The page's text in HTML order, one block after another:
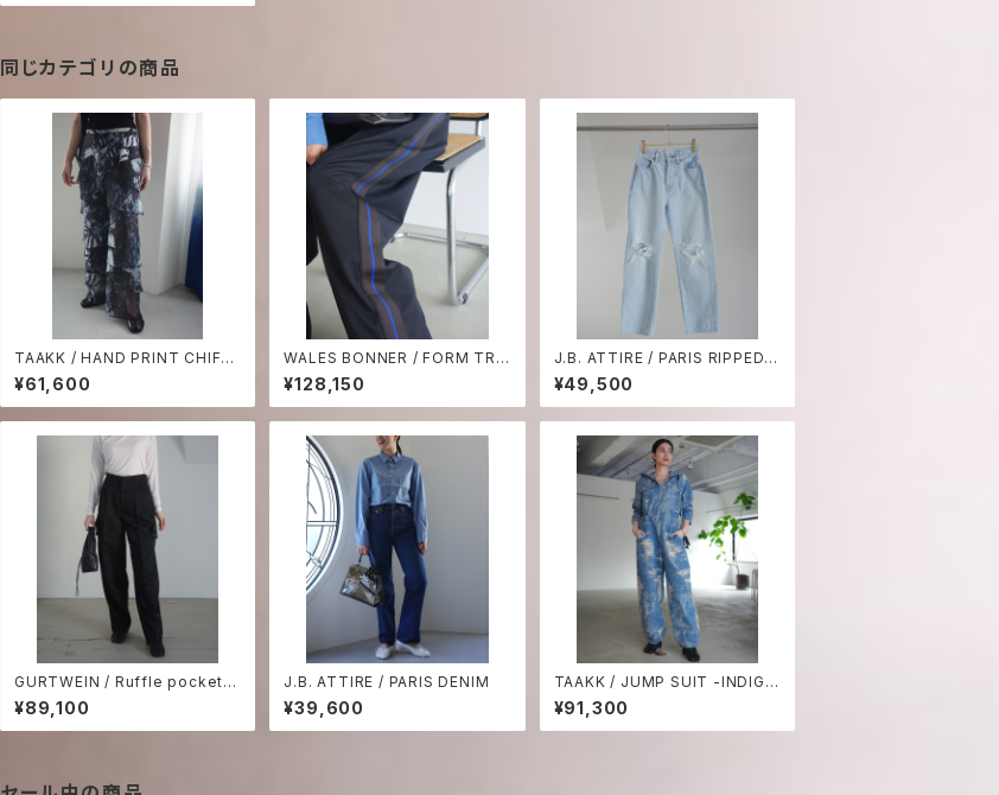
同じカテゴリの商品
TAAKK / HAND PRINT CHIFF
ON TIERED PANTS
¥61,600
WALES BONNER / FORM TRA
CK PANTS
¥128,150
J.B. ATTIRE / PARIS RIPPED
DENIM
¥49,500
GURTWEIN / Ruffle pocket t
ailored pants
¥89,100
J.B. ATTIRE / PARIS DENIM
¥39,600
TAAKK / JUMP SUIT -INDIGO
BLEACH-
¥91,300